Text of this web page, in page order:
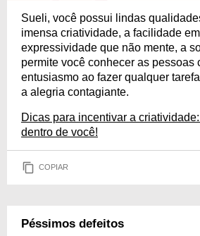
Sueli, você possui lindas
imensa criatividade, a facilidade
expressividade que não mente, a
permite você conhecer as pessoas
entusiasmo ao fazer qualquer
a alegria contagiante.
Dicas para incentivar a
dentro de você!
COPIAR
Péssimos defeitos